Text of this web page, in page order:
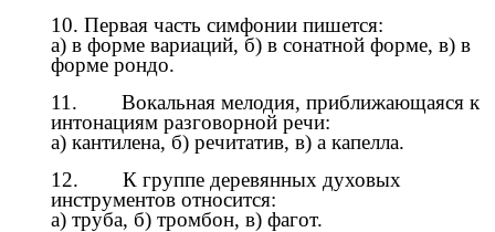
10. Первая часть симфонии пишется:
а) в форме вариаций, б) в сонатной форме, в) в
форме рондо.
11. Вокальная мелодия, приближающаяся к
интонациям разговорной речи:
а) кантилена, б) речитатив, в) а капелла.
12. К группе деревянных духовых
инструментов относится:
а) труба, б) тромбон, в) фагот.